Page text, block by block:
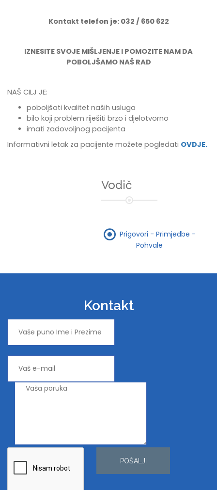
Kontakt telefon je: 032 / 650 622
IZNESITE SVOJE MIŠLJENJE I POMOZITE NAM DA
POBOLJŠAMO NAŠ RAD
NAŠ CILJ JE:
poboljšati kvalitet naših usluga
bilo koji problem riješiti brzo i djelotvorno
imati zadovoljnog pacijenta
Informativni letak za pacijente možete pogledati OVDJE.
Vodič
Prigovori - Primjedbe -
Pohvale
Kontakt
POŠALJI